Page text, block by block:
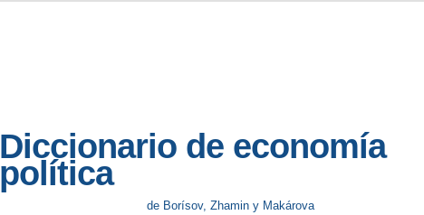
Diccionario de economía
política
de Borísov, Zhamin y Makárova